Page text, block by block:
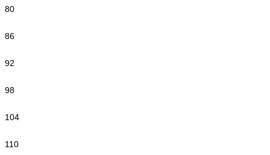
80
86
92
98
104
110